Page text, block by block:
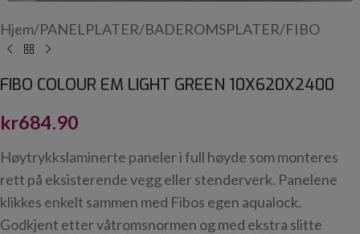
Hjem/PANELPLATER/BADEROMSPLATER/FIBO
FIBO COLOUR EM LIGHT GREEN 10X620X2400
kr684.90
Høytrykkslaminerte paneler i full høyde som monteres
rett på eksisterende vegg eller stenderverk. Panelene
klikkes enkelt sammen med Fibos egen aqualock.
Godkjent etter våtromsnormen og med ekstra slitte